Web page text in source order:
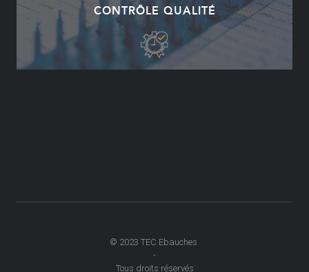
CONTRÔLE QUALITÉ
© 2023 TEC Ebauches
-
Tous droits réservés